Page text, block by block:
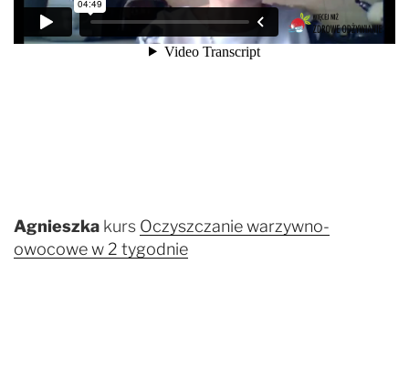
Agnieszka kurs Oczyszczanie warzywno-
owocowe w 2 tygodnie